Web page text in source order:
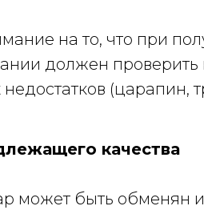
на то, что при
должен
(царапин,
качества
может быть обменян